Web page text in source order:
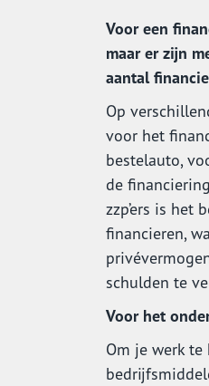
Voor een
maar er zijn
aantal
Op
voor het
bestelauto,
de
zzp’ers is het
financieren,
schulden te
Voor het
Om je werk